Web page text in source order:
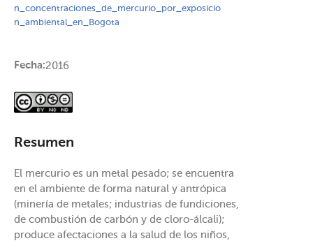
n_concentraciones_de_mercurio_por_exposicio
n_ambiental_en_Bogota
Fecha:2016
Resumen
El mercurio es un metal pesado; se encuentra
en el ambiente de forma natural y antrópica
(minería de metales; industrias de fundiciones,
de combustión de carbón y de cloro-álcali);
produce afectaciones a la salud de los niños,